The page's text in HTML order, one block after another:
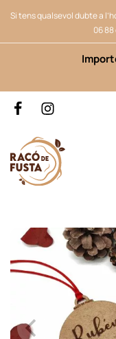
Si tens qualsevol dubte a
06 88